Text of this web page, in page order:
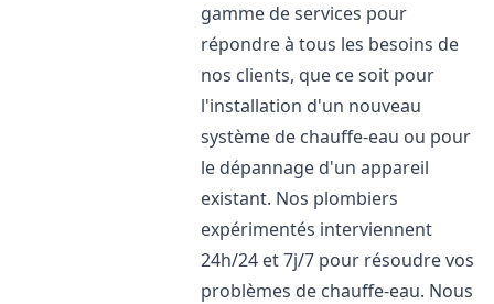
gamme de services pour
répondre à tous les besoins de
nos clients, que ce soit pour
l'installation d'un nouveau
système de chauffe-eau ou pour
le dépannage d'un appareil
existant. Nos plombiers
expérimentés interviennent
24h/24 et 7j/7 pour résoudre vos
problèmes de chauffe-eau. Nous